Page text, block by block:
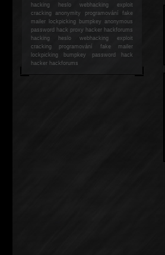
hackingheslo webhacking exploit
cracking anonymity programování fake
mailer lockpicking bumpkey anonymous
password hack proxy hacker hackforums
hacking heslo webhacking exploit
cracking programování fake mailer
lockpicking bumpkey password hack
hackerhackforums